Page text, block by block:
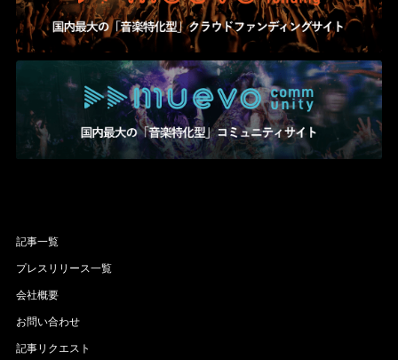
記事一覧
プレスリリース一覧
会社概要
お問い合わせ
記事リクエスト